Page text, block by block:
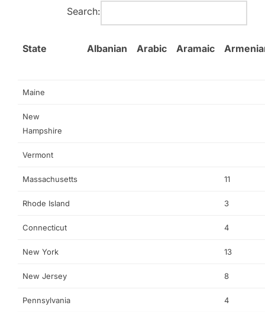
Search:
State Albanian Arabic Aramaic
Maine
New
Hampshire
Vermont
Massachusetts 11
Rhode Island 3
Connecticut 4
New York 13
New Jersey 8
Pennsylvania 4